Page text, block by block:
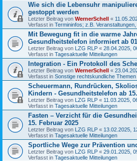
Wie sich die Lebensuhr
gestoppt werden
Letzter Beitrag von WernerSchell «
Verfasst in Termininfos; z.B.
Mit Bewegung fit in die warme
Gesundheitstelefon informiert ab
Letzter Beitrag von LZG RLP « 28.04.2025,
Verfasst in Tagesaktuelle Mitteilungen
Integration - Ein Protokoll des
Letzter Beitrag von WernerSchell «
Verfasst in Sonstige rechtskundliche
Scheuermann, Rundrücken,
Kindern - Gesundheitstelefon ab
Letzter Beitrag von LZG RLP « 11.03.2025,
Verfasst in Tagesaktuelle Mitteilungen
Fasten – Verzicht für die
15. Februar 2025
Letzter Beitrag von LZG RLP « 13.02.2025,
Verfasst in Tagesaktuelle Mitteilungen
Sportliche Wege zur Prävention
Letzter Beitrag von LZG RLP « 29.01.2025,
Verfasst in Tagesaktuelle Mitteilungen